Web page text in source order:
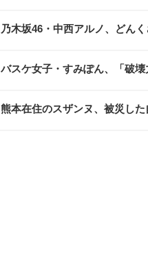
乃木坂46・中西アルノ、どん
バスケ女子・すみぽん、「破
熊本在住のスザンヌ、被災し